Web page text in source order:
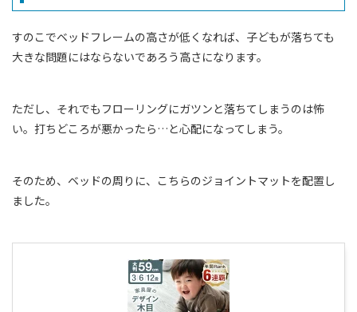
すのこでベッドフレームの高さが低くなれば、子どもが落ちても
大きな問題にはならないであろう高さになります。
ただし、それでもフローリングにガツンと落ちてしまうのは怖
い。打ちどころが悪かったら…と心配になってしまう。
そのため、ベッドの周りに、こちらのジョイントマットを配置し
ました。